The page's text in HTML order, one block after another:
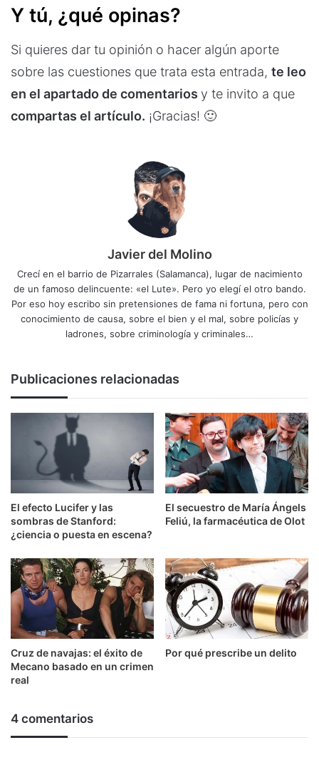
Y tú, ¿qué opinas?
Si quieres dar tu opinión o hacer algún aporte
sobre las cuestiones que trata esta entrada, te leo
en el apartado de comentarios y te invito a que
compartas el artículo. ¡Gracias! 🙂
Javier del Molino
Crecí en el barrio de Pizarrales (Salamanca), lugar de nacimiento
de un famoso delincuente: «el Lute». Pero yo elegí el otro bando.
Por eso hoy escribo sin pretensiones de fama ni fortuna, pero con
conocimiento de causa, sobre el bien y el mal, sobre policías y
ladrones, sobre criminología y criminales…
Publicaciones relacionadas
El efecto Lucifer y las
sombras de Stanford:
¿ciencia o puesta en escena?
El secuestro de María Ángels
Feliú, la farmacéutica de Olot
Cruz de navajas: el éxito de
Mecano basado en un crimen
real
Por qué prescribe un delito
4 comentarios